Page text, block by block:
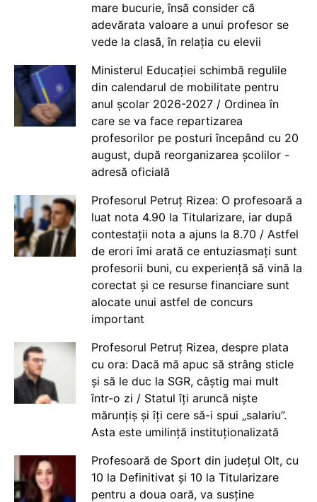
mare bucurie, însă consider că
adevărata valoare a unui profesor se
vede la clasă, în relația cu elevii
Ministerul Educației schimbă regulile
din calendarul de mobilitate pentru
anul școlar 2026-2027 / Ordinea în
care se va face repartizarea
profesorilor pe posturi începând cu 20
august, după reorganizarea școlilor -
adresă oficială
Profesorul Petruț Rizea: O profesoară a
luat nota 4.90 la Titularizare, iar după
contestații nota a ajuns la 8.70 / Astfel
de erori îmi arată ce entuziasmați sunt
profesorii buni, cu experiență să vină la
corectat și ce resurse financiare sunt
alocate unui astfel de concurs
important
Profesorul Petruț Rizea, despre plata
cu ora: Dacă mă apuc să strâng sticle
și să le duc la SGR, câștig mai mult
într-o zi / Statul îți aruncă niște
mărunțiș și îți cere să-i spui „salariu”.
Asta este umilință instituționalizată
Profesoară de Sport din județul Olt, cu
10 la Definitivat și 10 la Titularizare
pentru a doua oară, va susține